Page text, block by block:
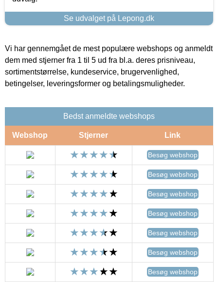
Se udvalget på Lepong.dk
Vi har gennemgået de mest populære webshops og anmeldt
dem med stjerner fra 1 til 5 ud fra bl.a. deres prisniveau,
sortimentstørrelse, kundeservice, brugervenlighed,
betingelser, leveringsformer og betalingsmuligheder.
Bedst anmeldte webshops
Webshop Stjerner Link
Besøg webshop
Besøg webshop
Besøg webshop
Besøg webshop
Besøg webshop
Besøg webshop
Besøg webshop